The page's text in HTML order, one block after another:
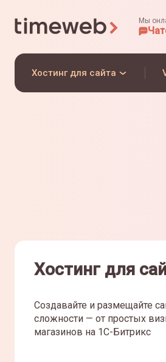
Мы
Чат
Хостинг для сайта
Хостинг для
Создавайте и размещайте
сложности — от простых
магазинов на 1С-Битрикс